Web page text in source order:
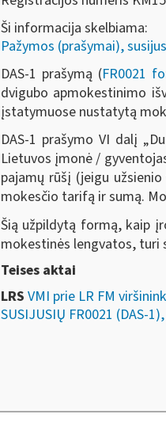
Ši informacija skelbiama:
Pažymos (prašymai),
DAS-1 prašymą (FR0021
dvigubo apmokestinimo
įstatymuose nustatytą
DAS-1 prašymo VI dalį
Lietuvos įmonė /
pajamų rūšį (jeigu
mokesčio tarifą ir sumą.
Šią užpildytą formą, kaip
mokestinės lengvatos, turi
Teises aktai
LRS VMI prie LR FM
SUSIJUSIŲ FR0021 (DAS-